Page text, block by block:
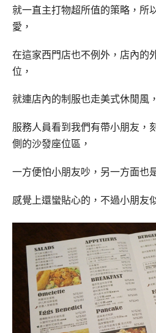
就一直主打物超所值的策略，所
愛，
在這家西門店也不例外，店內的
位，
就連店內的制服也走美式休閒風
服務人員看到我們有帶小朋友，
側的沙發座位區，
一方便怕小朋友吵，另一方面也
感覺上還蠻貼心的，不過小朋友